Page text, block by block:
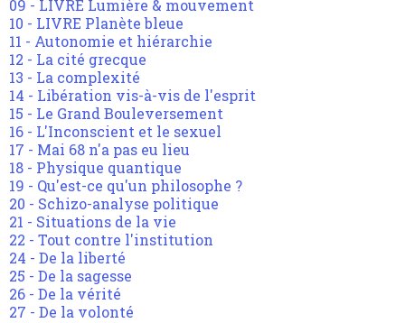
09 - LIVRE Lumière & mouvement
10 - LIVRE Planète bleue
11 - Autonomie et hiérarchie
12 - La cité grecque
13 - La complexité
14 - Libération vis-à-vis de l'esprit
15 - Le Grand Bouleversement
16 - L'Inconscient et le sexuel
17 - Mai 68 n'a pas eu lieu
18 - Physique quantique
19 - Qu'est-ce qu'un philosophe ?
20 - Schizo-analyse politique
21 - Situations de la vie
22 - Tout contre l'institution
24 - De la liberté
25 - De la sagesse
26 - De la vérité
27 - De la volonté